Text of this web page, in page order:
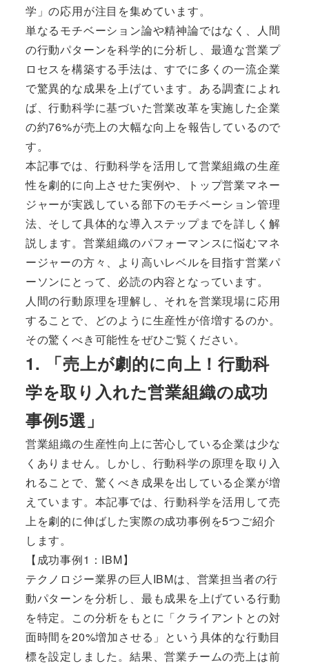
学」の応用が注目を集めています。
単なるモチベーション論や精神論ではなく、人間
の行動パターンを科学的に分析し、最適な営業プ
ロセスを構築する手法は、すでに多くの一流企業
で驚異的な成果を上げています。ある調査によれ
ば、行動科学に基づいた営業改革を実施した企業
の約76%が売上の大幅な向上を報告しているので
す。
本記事では、行動科学を活用して営業組織の生産
性を劇的に向上させた実例や、トップ営業マネー
ジャーが実践している部下のモチベーション管理
法、そして具体的な導入ステップまでを詳しく解
説します。営業組織のパフォーマンスに悩むマネ
ージャーの方々、より高いレベルを目指す営業パ
ーソンにとって、必読の内容となっています。
人間の行動原理を理解し、それを営業現場に応用
することで、どのように生産性が倍増するのか。
その驚くべき可能性をぜひご覧ください。
1. 「売上が劇的に向上！行動科
学を取り入れた営業組織の成功
事例5選」
営業組織の生産性向上に苦心している企業は少な
くありません。しかし、行動科学の原理を取り入
れることで、驚くべき成果を出している企業が増
えています。本記事では、行動科学を活用して売
上を劇的に伸ばした実際の成功事例を5つご紹介
します。
【成功事例1：IBM】
テクノロジー業界の巨人IBMは、営業担当者の行
動パターンを分析し、最も成果を上げている行動
を特定。この分析をもとに「クライアントとの対
面時間を20%増加させる」という具体的な行動目
標を設定しました。結果、営業チームの売上は前